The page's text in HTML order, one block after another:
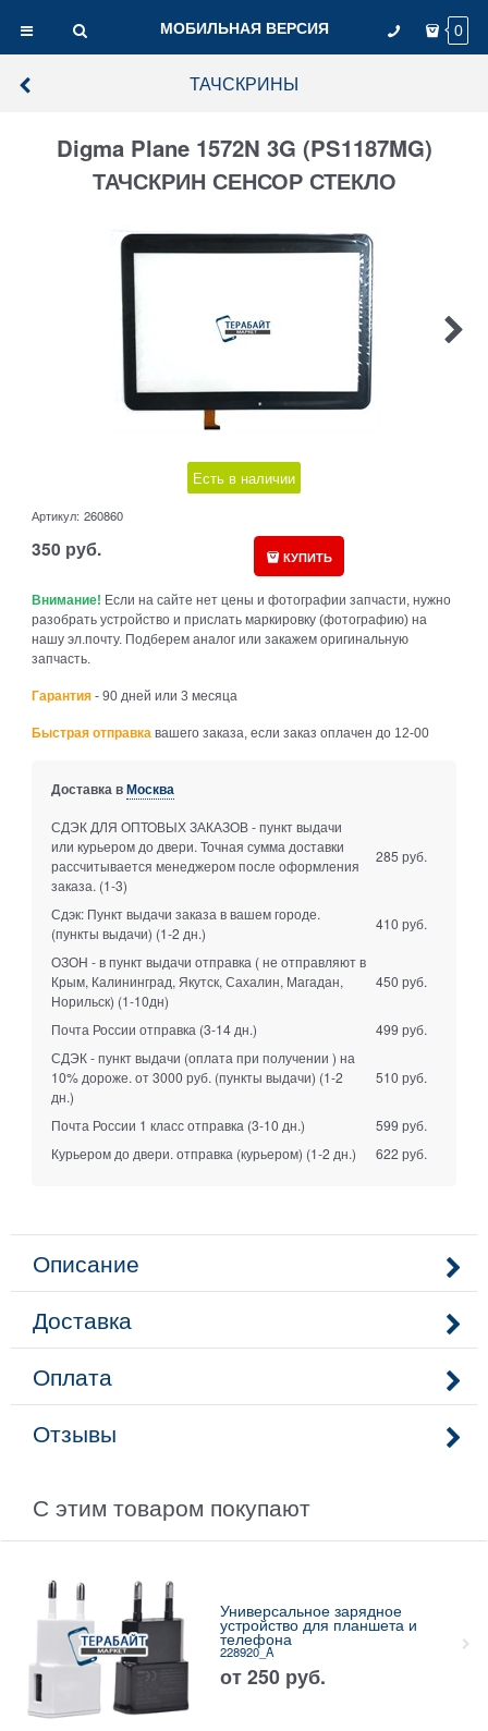
МОБИЛЬНАЯ ВЕРСИЯ 0
ТАЧСКРИНЫ
Digma Plane 1572N 3G (PS1187MG)
ТАЧСКРИН СЕНСОР СТЕКЛО
Есть в наличии
Артикул: 260860
350 руб. КУПИТЬ
Внимание! Если на сайте нет цены и фотографии запчасти, нужно
разобрать устройство и прислать маркировку (фотографию) на
нашу эл.почту. Подберем аналог или закажем оригинальную
запчасть.
Гарантия - 90 дней или 3 месяца
Быстрая отправка вашего заказа, если заказ оплачен до 12-00
Доставка вМосква
СДЭК ДЛЯ ОПТОВЫХ ЗАКАЗОВ - пункт выдачи
или курьером до двери. Точная сумма доставки
рассчитывается менеджером после оформления
заказа. (1-3)
285 руб.
Сдэк: Пункт выдачи заказа в вашем городе.
(пункты выдачи) (1-2 дн.)
410 руб.
ОЗОН - в пункт выдачи отправка ( не отправляют в
Крым, Калининград, Якутск, Сахалин, Магадан,
Норильск) (1-10дн)
450 руб.
Почта России отправка (3-14 дн.)
499 руб.
СДЭК - пункт выдачи (оплата при получении ) на
10% дороже. от 3000 руб. (пункты выдачи) (1-2
дн.)
510 руб.
Почта России 1 класс отправка (3-10 дн.)
599 руб.
Курьером до двери. отправка (курьером) (1-2 дн.) 622 руб.
Описание
Доставка
Оплата
Отзывы
С этим товаром покупают
Универсальное зарядное
устройство для планшета и
телефона
228920_A
от 250 руб.